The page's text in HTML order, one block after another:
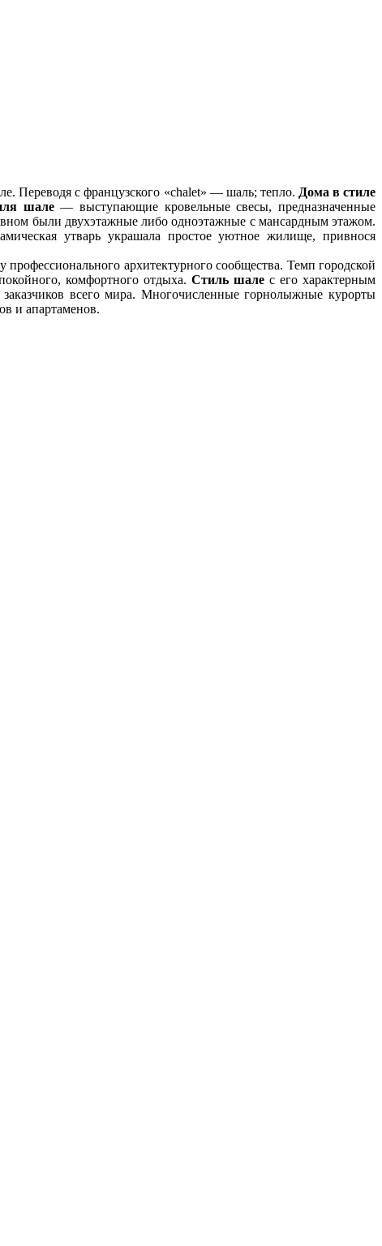
с французского «chalet» — шаль; тепло. Дома в стиле
шале— выступающие кровельные свесы, предназначенные
были двухэтажные либо одноэтажные с мансардным этажом.
утварь украшала простое уютное жилище, привнося
архитектурного сообщества. Темп городской
комфортного отдыха. Стиль шале с его характерным
всего мира. Многочисленные горнолыжные курорты
и апартаменов.